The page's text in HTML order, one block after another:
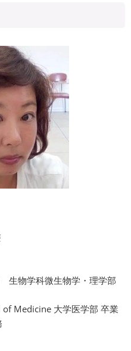
物学科微生物学・理学部
Medicine 大学医学部 卒業